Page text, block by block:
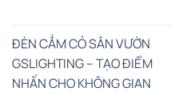
ĐÈN CẮM CỎ SÂN VƯỜN
GSLIGHTING – TẠO ĐIỂM
NHẤN CHO KHÔNG GIAN